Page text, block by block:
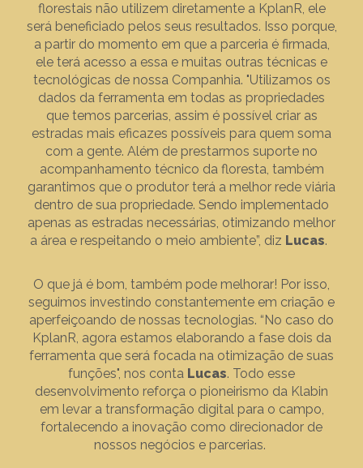
florestais não utilizem diretamente a KplanR, ele
será beneficiado pelos seus resultados. Isso porque,
a partir do momento em que a parceria é firmada,
ele terá acesso a essa e muitas outras técnicas e
tecnológicas de nossa Companhia. "Utilizamos os
dados da ferramenta em todas as propriedades
que temos parcerias, assim é possível criar as
estradas mais eficazes possíveis para quem soma
com a gente. Além de prestarmos suporte no
acompanhamento técnico da floresta, também
garantimos que o produtor terá a melhor rede viária
dentro de sua propriedade. Sendo implementado
apenas as estradas necessárias, otimizando melhor
a área e respeitando o meio ambiente”, diz Lucas.
O que já é bom, também pode melhorar! Por isso,
seguimos investindo constantemente em criação e
aperfeiçoando de nossas tecnologias. “No caso do
KplanR, agora estamos elaborando a fase dois da
ferramenta que será focada na otimização de suas
funções", nos conta Lucas. Todo esse
desenvolvimento reforça o pioneirismo da Klabin
em levar a transformação digital para o campo,
fortalecendo a inovação como direcionador de
nossos negócios e parcerias.